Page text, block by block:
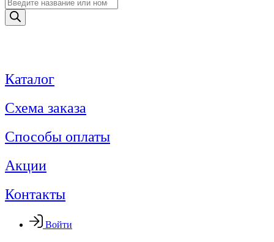
товаров
Каталог
Схема заказа
Способы оплаты
Акции
Контакты
Войти